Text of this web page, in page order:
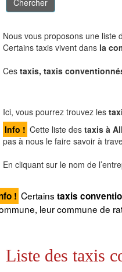
Nous vous proposons une liste
Certains taxis vivent dans la
Ces taxis, taxis
Ici, vous pourrez trouvez les
Info ! Cette liste des taxis à
pas à nous le faire savoir à
En cliquant sur le nom de
! Certainstaxis
leur commune de
Liste des taxis